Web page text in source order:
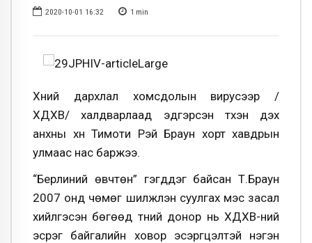
2020-10-01 16:32 1 min
Хүний дархлал хомсдолын вирусээр /
ХДХВ/ халдварлаад эдгэрсэн түүхэн дэх
анхны хүн Тимоти Рэй Браун хорт хавдрын
улмаас нас баржээ.
“Берлиний өвчтөн” гэгддэг байсан Т.Браун
2007 онд чөмөг шилжүүлэн суулгах мэс засал
хийлгэсэн бөгөөд түүний донор нь ХДХВ-ний
эсрэг байгалийн ховор эсэргүүцэлтэй нэгэн